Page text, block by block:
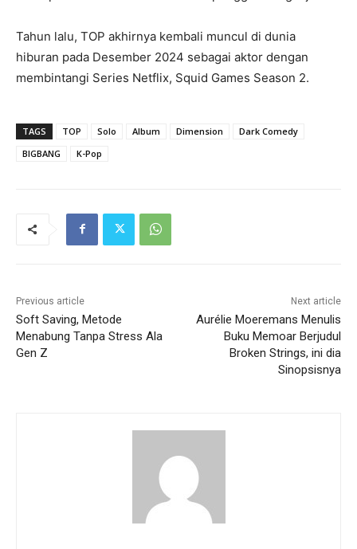
Tahun lalu, TOP akhirnya kembali muncul di dunia
hiburan pada Desember 2024 sebagai aktor dengan
membintangi Series Netflix, Squid Games Season 2.
TAGS TOP Solo Album Dimension
Dark Comedy
BIGBANG
K-Pop
Previous article
Soft Saving, Metode
Menabung Tanpa Stress Ala
Gen Z
Next article
Aurélie Moeremans Menulis
Buku Memoar Berjudul
Broken Strings, ini dia
Sinopsisnya